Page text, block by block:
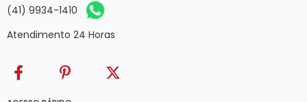
(41) 9934-1410
Atendimento 24 Horas